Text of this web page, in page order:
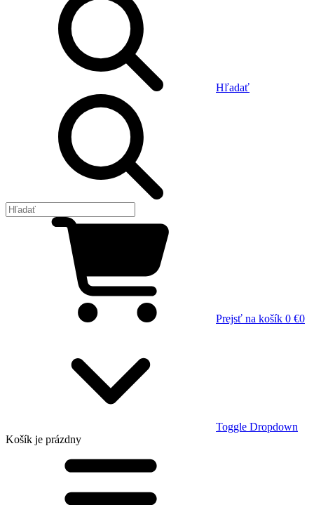
Hľadať
Prejsť na košík 0 €0
Toggle Dropdown
Košík je prázdny